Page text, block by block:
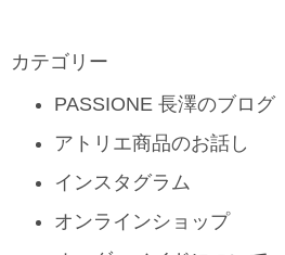
カテゴリー
PASSIONE 長澤のブログ
アトリエ商品のお話し
インスタグラム
オンラインショップ